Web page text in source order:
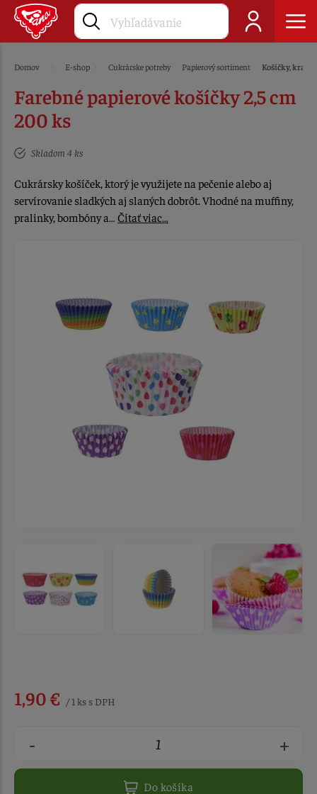
Domov E-shop Cukrárske potreby Papierový sortiment Košíčky, krajky
Farebné papierové košíčky 2,5 cm
200 ks
Skladom 4 ks
Cukrársky košíček, ktorý je využijete na pečenie alebo aj
servírovanie sladkých aj slaných dobrôt. Vhodné na muffiny,
pralinky, bombóny a… Čítať viac…
1,90 € / 1 ks s DPH
- +
Do košíka